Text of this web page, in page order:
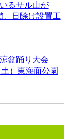
るサル山が
、日除け設置工
盆踊り大会
）東海面公園